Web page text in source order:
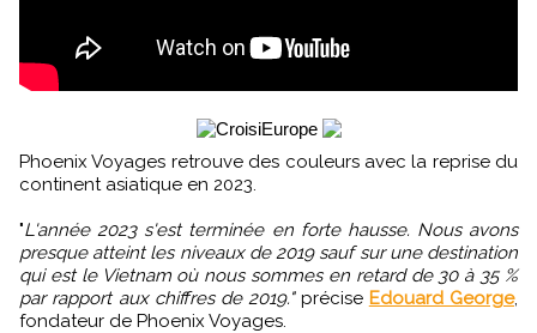
Phoenix Voyages retrouve des couleurs avec la reprise du
continent asiatique en 2023.
"L'année 2023 s'est terminée en forte hausse. Nous avons
presque atteint les niveaux de 2019 sauf sur une destination
qui est le Vietnam où nous sommes en retard de 30 à 35 %
par rapport aux chiffres de 2019."précise Edouard George,
fondateur de Phoenix Voyages.